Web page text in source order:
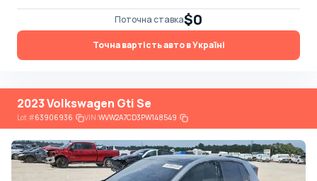
Поточна ставка$0
Точна вартість авто в Україні
2023 Volkswagen Gti Se
Lot#63906936 VIN:WVW2A7CD3PW148549